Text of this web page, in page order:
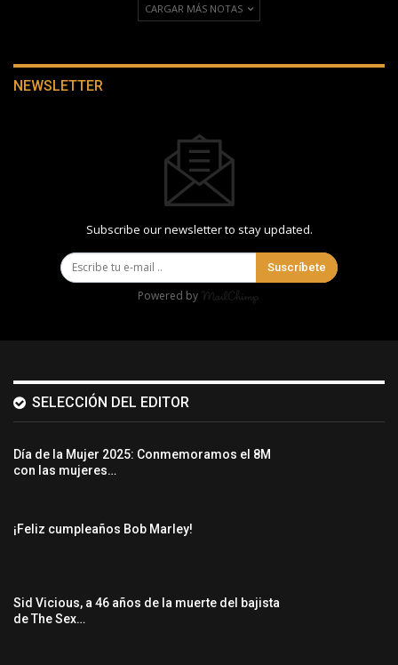
CARGAR MÁS NOTAS
NEWSLETTER
Subscribe our newsletter to stay updated.
Suscríbete
Powered by
SELECCIÓN DEL EDITOR
Día de la Mujer 2025: Conmemoramos el 8M
con las mujeres…
¡Feliz cumpleaños Bob Marley!
Sid Vicious, a 46 años de la muerte del bajista
de The Sex…